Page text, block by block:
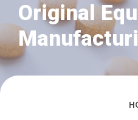
Original